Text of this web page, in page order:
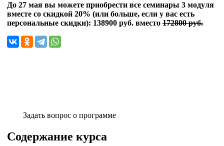
До 27 мая вы можете приобрести все семинары 3 модуля
вместе со скидкой 20% (или больше, если у вас есть
персональные скидки): 138900 руб. вместо 172800 руб.
Задать вопрос о программе
Содержание курса